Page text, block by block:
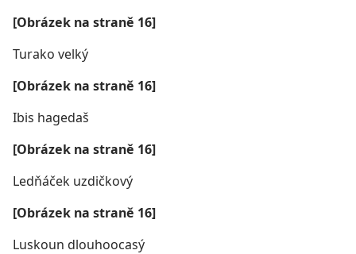
[Obrázek na straně 16]
Turako velký
[Obrázek na straně 16]
Ibis hagedaš
[Obrázek na straně 16]
Ledňáček uzdičkový
[Obrázek na straně 16]
Luskoun dlouhoocasý